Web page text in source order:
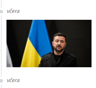
včera
včera